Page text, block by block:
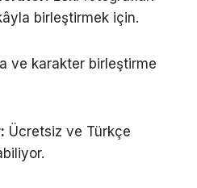
birleştirmek için.
ve karakter birleştirme
Ücretsiz ve Türkçe